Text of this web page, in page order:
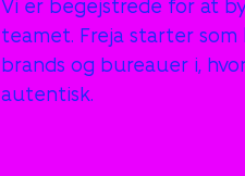
Vi er begejstrede for at
teamet. Freja starter som
brands og bureauer i,
autentisk.